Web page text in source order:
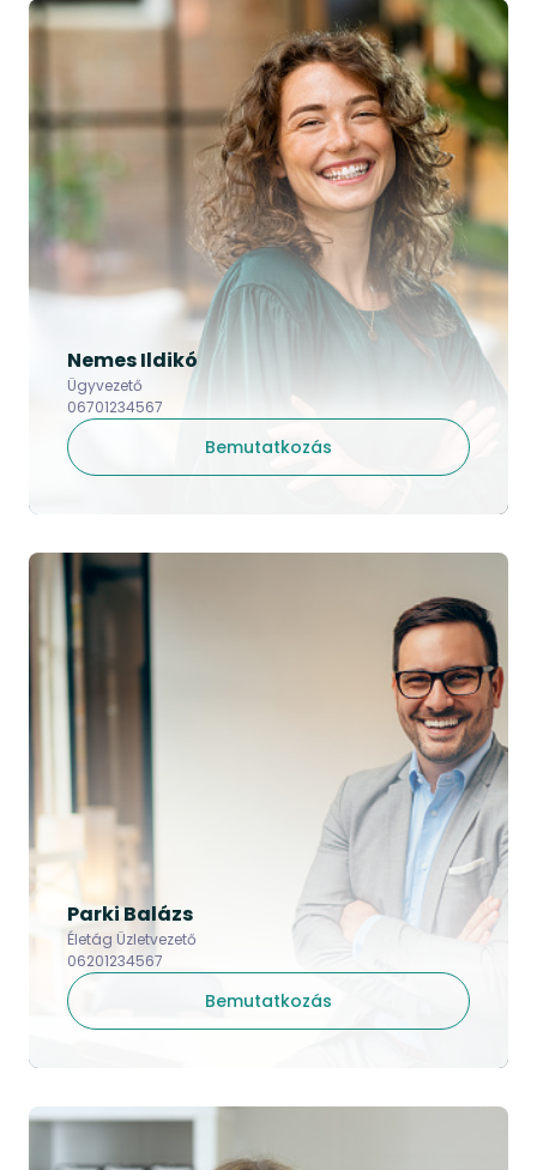
Nemes Ildikó
Ügyvezető
06701234567
Bemutatkozás
Parki Balázs
Életág Üzletvezető
06201234567
Bemutatkozás